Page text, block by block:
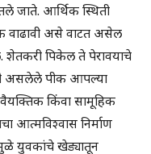
जाते. आर्थिक स्थिती
वाढावी असे वाटत असेल
शेतकरी पिकेल ते पेरावयाचे
असलेले पीक आपल्या
किंवा सामूहिक
आत्मविश्वास निर्माण
युवकांचे खेड्यातून